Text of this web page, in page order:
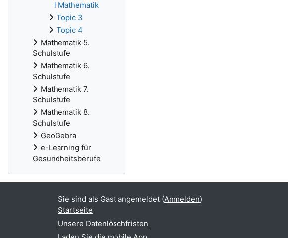
l Mathematik
Topic 3
Topic 4
Mathematik 5.
Schulstufe
Mathematik 6.
Schulstufe
Mathematik 7.
Schulstufe
Mathematik 8.
Schulstufe
GeoGebra
e-Learning für
Gesundheitsberufe
Sie sind als Gast angemeldet (Anmelden)
Startseite
Unsere Datenlöschfristen